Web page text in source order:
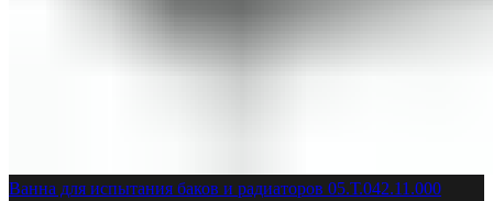
Ванна для испытания баков и радиаторов 05.Т.042.11.000